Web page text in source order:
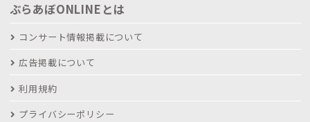
ぶらあぼONLINEとは
コンサート情報掲載について
広告掲載について
利用規約
プライバシーポリシー